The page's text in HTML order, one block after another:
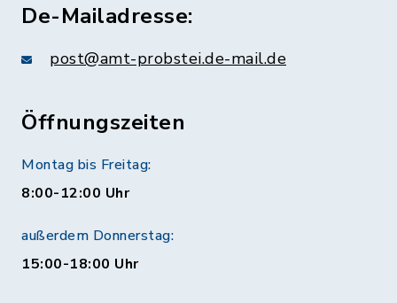
De-Mailadresse:
post@amt-probstei.de-mail.de
Öffnungszeiten
Montag bis Freitag:
8:00-12:00 Uhr
außerdem Donnerstag:
15:00-18:00 Uhr